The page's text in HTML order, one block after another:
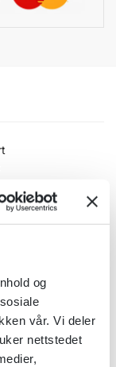
og
vår. Vi deler
nettstedet